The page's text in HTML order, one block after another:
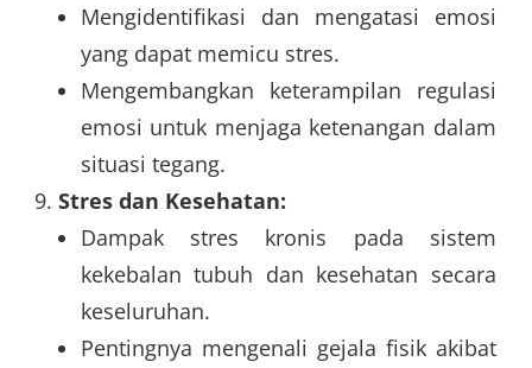
Mengidentifikasi dan mengatasi emosi
yang dapat memicu stres.
Mengembangkan keterampilan regulasi
emosi untuk menjaga ketenangan dalam
situasi tegang.
Stres dan Kesehatan:
Dampak stres kronis pada sistem
kekebalan tubuh dan kesehatan secara
keseluruhan.
Pentingnya mengenali gejala fisik akibat